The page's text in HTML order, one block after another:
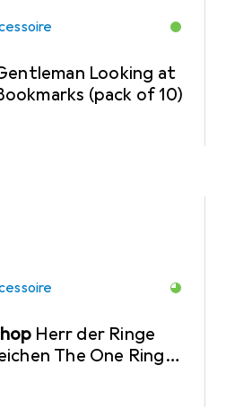
Looking at
(pack of 10)
Herr der Ringe
The One Ring